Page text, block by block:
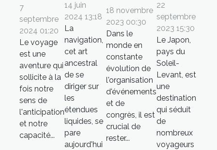
7
septembre
2024 01:20
Le voyage
est une
aventure qui
sollicite à la
fois notre
sens de
l'anticipation
et notre
capacité...
14 juin
2024 13:18
La
navigation,
cet art
ancestral
de se
diriger sur
les
étendues
liquides, se
pare
aujourd'hui
18 novembre
2023 00:30
Dans le
monde en
constante
évolution de
l'organisation
d'événements
et de
congrès, il est
crucial de
rester...
22
septembre
2023 15:30
Le Japon,
pays du
Soleil-
Levant, est
une
destination
qui séduit
de
nombreux
voyageurs